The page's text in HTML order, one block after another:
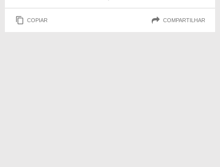
COPIAR COMPARTILHAR